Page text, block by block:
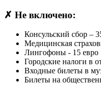
✗ Не включено:
Консульский сбор –
Медицинская
Лингофоны - 15 евро
Городские налоги в
Входные билеты в
Билеты на